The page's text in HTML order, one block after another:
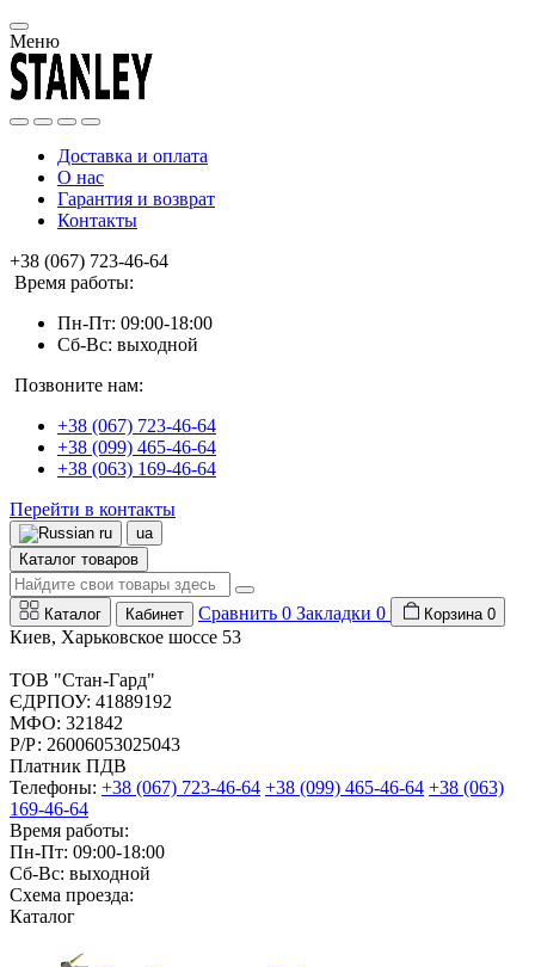
Меню
Доставка и оплата
О нас
Гарантия и возврат
Контакты
+38 (067) 723-46-64
Время работы:
Пн-Пт: 09:00-18:00
Сб-Вс: выходной
Позвоните нам:
+38 (067) 723-46-64
+38 (099) 465-46-64
+38 (063) 169-46-64
Перейти в контакты
ru
ua
Каталог товаров
Каталог Кабинет Сравнить 0 Закладки 0 Корзина 0
Киев, Харьковское шоссе 53
ТОВ "Стан-Гард"
ЄДРПОУ: 41889192
МФО: 321842
Р/Р: 26006053025043
Платник ПДВ
Телефоны: +38 (067) 723-46-64 +38 (099) 465-46-64 +38 (063)
169-46-64
Время работы:
Пн-Пт: 09:00-18:00
Сб-Вс: выходной
Схема проезда:
Каталог